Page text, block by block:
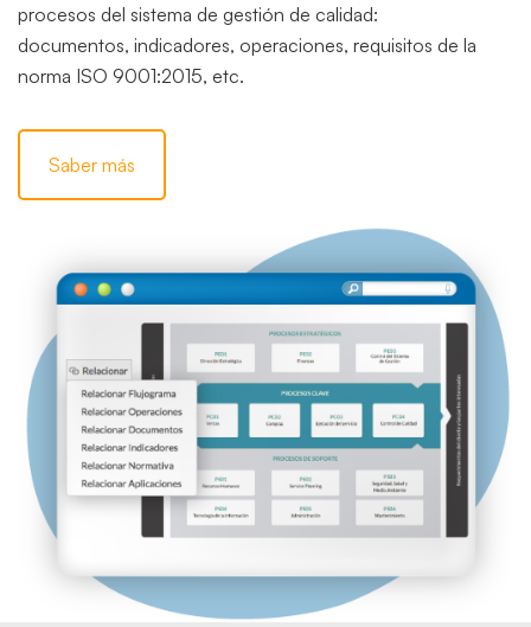
procesos del sistema de gestión de calidad:
documentos, indicadores, operaciones, requisitos de la
norma ISO 9001:2015, etc.
Saber más